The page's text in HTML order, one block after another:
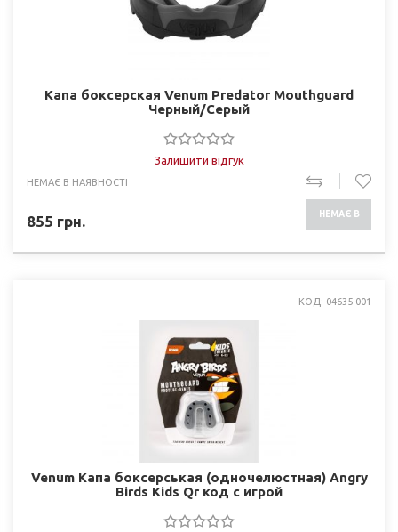
Капа боксерская Venum Predator Mouthguard
Черный/Серый
Залишити відгук
НЕМАЄ В НАЯВНОСТІ
855 грн. НЕМАЄ В
КОД: 04635-001
Venum Капа боксерськая (одночелюстная) Angry
Birds Kids Qr код с игрой